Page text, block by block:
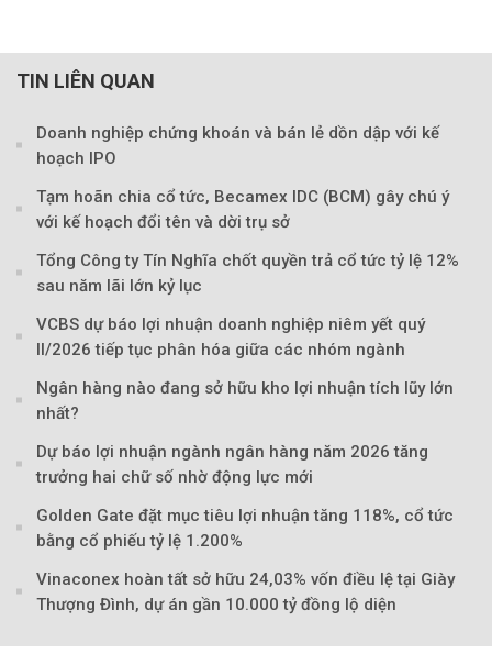
Theo Sở hữu trí
TIN LIÊN QUAN
Doanh nghiệp chứng khoán và bán lẻ dồn dập với kế
hoạch IPO
Tạm hoãn chia cổ tức, Becamex IDC (BCM) gây chú ý
với kế hoạch đổi tên và dời trụ sở
Tổng Công ty Tín Nghĩa chốt quyền trả cổ tức tỷ lệ 12%
sau năm lãi lớn kỷ lục
VCBS dự báo lợi nhuận doanh nghiệp niêm yết quý
II/2026 tiếp tục phân hóa giữa các nhóm ngành
Ngân hàng nào đang sở hữu kho lợi nhuận tích lũy lớn
nhất?
Dự báo lợi nhuận ngành ngân hàng năm 2026 tăng
trưởng hai chữ số nhờ động lực mới
Golden Gate đặt mục tiêu lợi nhuận tăng 118%, cổ tức
bằng cổ phiếu tỷ lệ 1.200%
Vinaconex hoàn tất sở hữu 24,03% vốn điều lệ tại Giày
Thượng Đình, dự án gần 10.000 tỷ đồng lộ diện